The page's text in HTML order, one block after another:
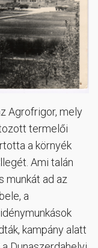
Agrofrigor, mely
termelői
a környék
Ami talán
munkát ad az
a
kampány alatt